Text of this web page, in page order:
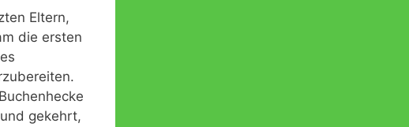
Eltern,
die ersten
gekehrt,